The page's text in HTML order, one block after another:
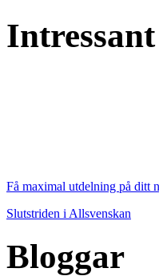
Intressant
Få maximal utdelning på ditt
Slutstriden i Allsvenskan
Bloggar